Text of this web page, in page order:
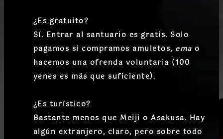
¿Es gratuito?
Sí. Entrar al santuario es gratis. Solo
pagamos si compramos amuletos, ema o
hacemos una ofrenda voluntaria (100
yenes es más que suficiente).
¿Es turístico?
Bastante menos que Meiji o Asakusa. Hay
algún extranjero, claro, pero sobre todo